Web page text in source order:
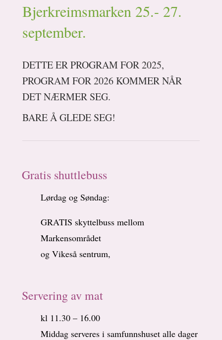
Bjerkreimsmarken 25.- 27.
september.
DETTE ER PROGRAM FOR 2025,
PROGRAM FOR 2026 KOMMER NÅR
DET NÆRMER SEG.
BARE Å GLEDE SEG!
Gratis shuttlebuss
Lørdag og Søndag:
GRATIS skyttelbuss mellom
Markensområdet
og Vikeså sentrum,
Servering av mat
kl 11.30 – 16.00
Middag serveres i samfunnshuset alle dager